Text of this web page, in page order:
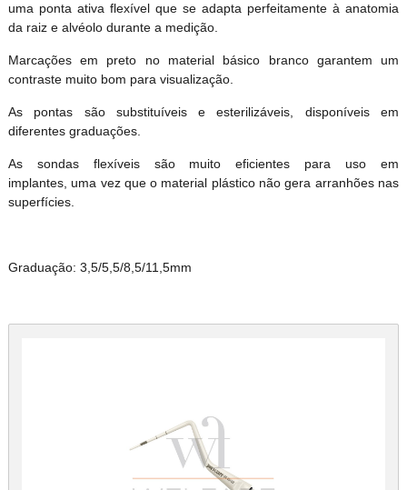
uma ponta ativa flexível que se adapta perfeitamente à anatomia
da raiz e alvéolo durante a medição.
Marcações em preto no material básico branco garantem um
contraste muito bom para visualização.
As pontas são substituíveis e esterilizáveis, disponíveis em
diferentes graduações.
As sondas flexíveis são muito eficientes para uso em
implantes, uma vez que o material plástico não gera arranhões nas
superfícies.
Graduação: 3,5/5,5/8,5/11,5mm